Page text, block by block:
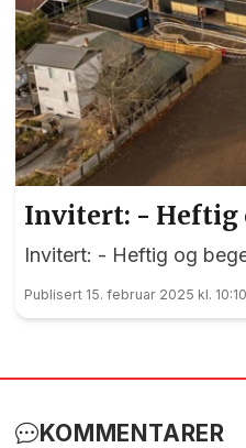
Invitert: - Heftig
Invitert: - Heftig og
Publisert 15. februar 2025 kl. 10:10
KOMMENTARER